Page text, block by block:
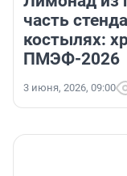
часть
костылях:
ПМЭФ-2026
3 июня, 2026, 09:00